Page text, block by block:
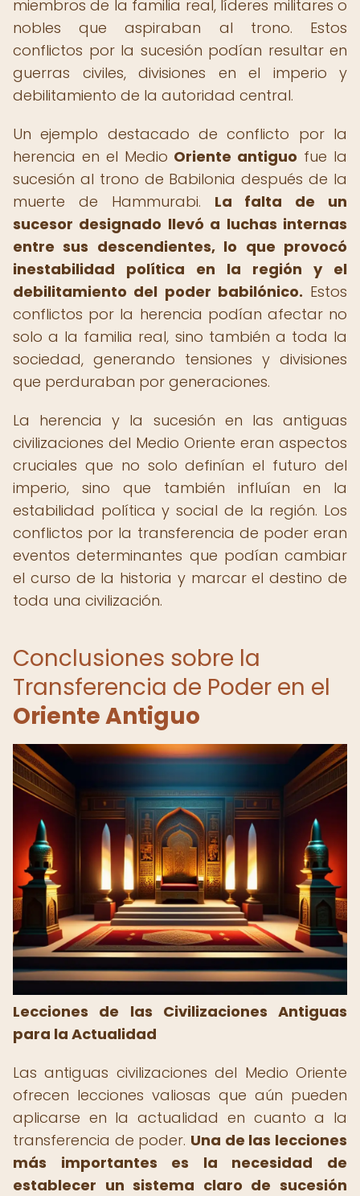
miembros de la familia real, líderes militares o
nobles que aspiraban al trono. Estos
conflictos por la sucesión podían resultar en
guerras civiles, divisiones en el imperio y
debilitamiento de la autoridad central.
Un ejemplo destacado de conflicto por la
herencia en el Medio Oriente antiguo fue la
sucesión al trono de Babilonia después de la
muerte de Hammurabi. La falta de un
sucesor designado llevó a luchas internas
entre sus descendientes, lo que provocó
inestabilidad política en la región y el
debilitamiento del poder babilónico. Estos
conflictos por la herencia podían afectar no
solo a la familia real, sino también a toda la
sociedad, generando tensiones y divisiones
que perduraban por generaciones.
La herencia y la sucesión en las antiguas
civilizaciones del Medio Oriente eran aspectos
cruciales que no solo definían el futuro del
imperio, sino que también influían en la
estabilidad política y social de la región. Los
conflictos por la transferencia de poder eran
eventos determinantes que podían cambiar
el curso de la historia y marcar el destino de
toda una civilización.
Conclusiones sobre la
Transferencia de Poder en el
Oriente Antiguo
Lecciones de las Civilizaciones Antiguas
para la Actualidad
Las antiguas civilizaciones del Medio Oriente
ofrecen lecciones valiosas que aún pueden
aplicarse en la actualidad en cuanto a la
transferencia de poder. Una de las lecciones
más importantes es la necesidad de
establecer un sistema claro de sucesión